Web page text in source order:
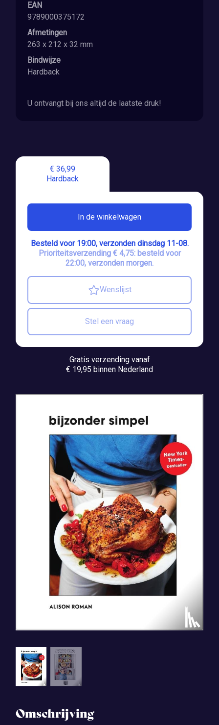
Omschrijving
€ 36,99
Hardback
In de winkelwagen
Besteld voor 19:00, verzonden dinsdag 11-08.
Prioriteitsverzending € 4,75: besteld voor
22:00, verzonden morgen.
Wenslijst
Stel een vraag
Gratis verzending vanaf
€ 19,95 binnen Nederland
EAN
9789000375172
Afmetingen
263 x 212 x 32 mm
Bindwijze
Hardback
U ontvangt bij ons altijd de laatste druk!